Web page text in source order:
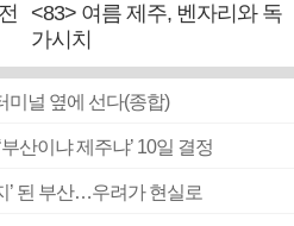
<83> 여름 제주, 벤자리와 독
가시치
미널 옆에 선다(종합)
산이냐 제주냐’ 10일 결정
’ 된 부산…우려가 현실로